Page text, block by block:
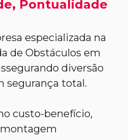
Pontualidade
especializada na
de Obstáculos em
diversão
segurança total.
custo-benefício,